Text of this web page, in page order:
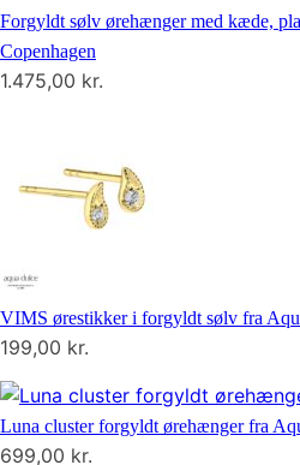
Forgyldt sølv ørehænger med kæde,
Copenhagen
1.475,00 kr.
VIMS ørestikker i forgyldt sølv fra
199,00 kr.
Luna cluster forgyldt ørehænger fra
699,00 kr.